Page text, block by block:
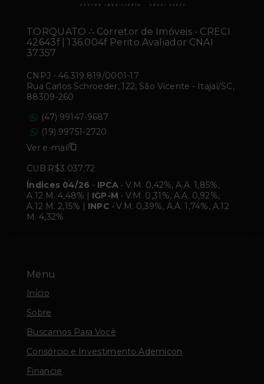
Menu
Início
Sobre
Buscamos Para Você
Consórcio e Investimento Ademicon
Financie
TORQUATO ∴ Corretor de Imóveis - CRECI
42643f | 136.004f Perito Avaliador CNAI
37357
CNPJ - 46.319.819/0001-17
Rua Carlos Schroeder, 122, São Vicente - Itajaí/SC,
88309-260
(47) 99147-9687
(19) 99751-2720
Ver e-mail
CUB R$3.037,72
Índices 04/26 - IPCA • V.M. 0,42%, A.A. 1,85%,
A.12 M. 4,48% | IGP-M • V.M. 0,31%, A.A. 0,92%,
A.12 M. 2,15% | INPC • V.M. 0,39%, A.A. 1,74%, A.12
M. 4,32%